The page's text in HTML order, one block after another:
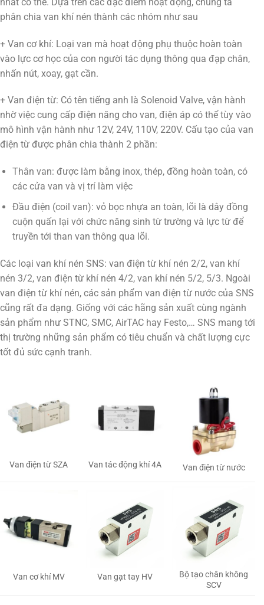
phân chia van khí nén thành các nhóm như sau
+ Van cơ khí: Loại van mà hoạt động phụ thuộc hoàn toàn
vào lực cơ học của con người tác dụng thông qua đạp chân,
nhấn nút, xoay, gạt cần.
+ Van điện từ: Có tên tiếng anh là Solenoid Valve, vận hành
nhờ việc cung cấp điện năng cho van, điện áp có thể tùy vào
mô hình vận hành như 12V, 24V, 110V, 220V. Cấu tạo của van
điện từ được phân chia thành 2 phần:
Thân van: được làm bằng inox, thép, đồng hoàn toàn, có
các cửa van và vị trí làm việc
Đầu điện (coil van): vỏ bọc nhựa an toàn, lõi là dây đồng
cuộn quấn lại với chức năng sinh từ trường và lực từ để
truyền tới than van thông qua lõi.
Các loại van khí nén SNS: van điện từ khí nén 2/2, van khí
nén 3/2, van điện từ khí nén 4/2, van khí nén 5/2, 5/3. Ngoài
van điện từ khí nén, các sản phẩm van điện từ nước của SNS
cũng rất đa dạng. Giống với các hãng sản xuất cùng ngành
sản phẩm như STNC, SMC, AirTAC hay Festo,… SNS mang tới
thị trường những sản phẩm có tiêu chuẩn và chất lượng cực
tốt đủ sức cạnh tranh.
Van điện từ SZA Van tác động khí 4A Van điện từ nước
Van cơ khí MV Van gạt tay HV
Bộ tạo chân không
SCV